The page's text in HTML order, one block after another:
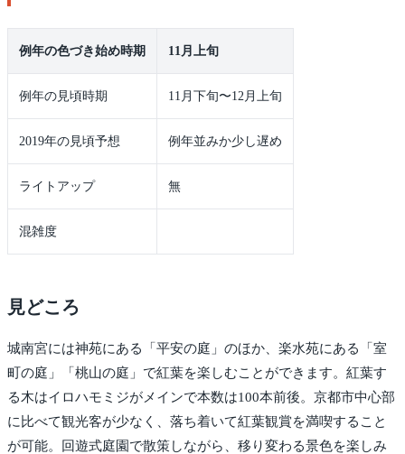
例年の色づき始め時期 11月上旬
例年の見頃時期 11月下旬〜12月上旬
2019年の見頃予想 例年並みか少し遅め
ライトアップ 無
混雑度
見どころ
城南宮には神苑にある「平安の庭」のほか、楽水苑にある「室
町の庭」「桃山の庭」で紅葉を楽しむことができます。紅葉す
る木はイロハモミジがメインで本数は100本前後。京都市中心部
に比べて観光客が少なく、落ち着いて紅葉観賞を満喫すること
が可能。回遊式庭園で散策しながら、移り変わる景色を楽しみ